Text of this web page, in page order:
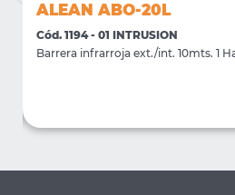
ALEAN ABO-20L
Cód. 1194 - 01 INTRUSION
Barrera infrarroja ext./int. 10mts. 1